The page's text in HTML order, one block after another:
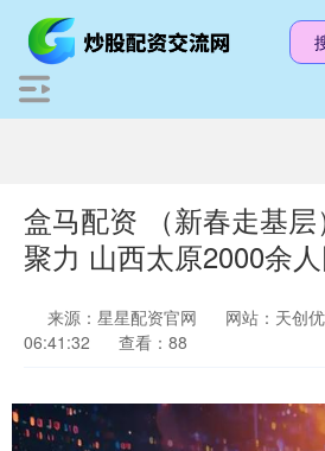
盒马配资 （新春走基
聚力 山西太原2000余
来源：星星配资官网 网站：天创
06:41:32
查看：88